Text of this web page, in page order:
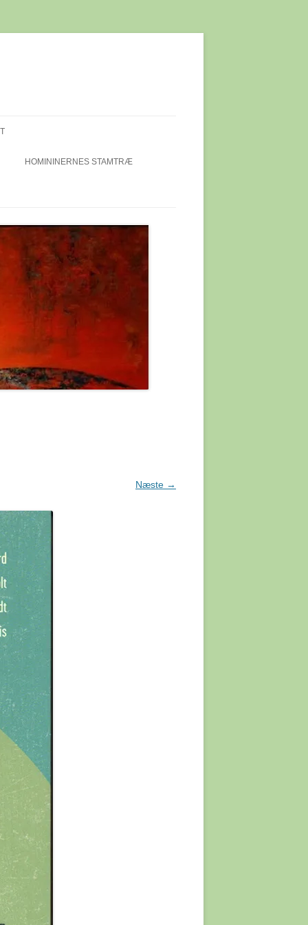
HOMININERNES STAMTRÆ
I
HOMO
ÆLDRE
Næste →